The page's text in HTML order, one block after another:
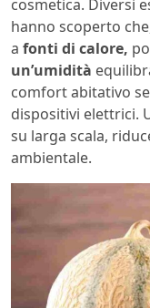
cosmetica. Diversi
hanno scoperto
a fonti di calore,
un’umidità
comfort abitativo
dispositivi elettrici.
su larga scala,
ambientale.